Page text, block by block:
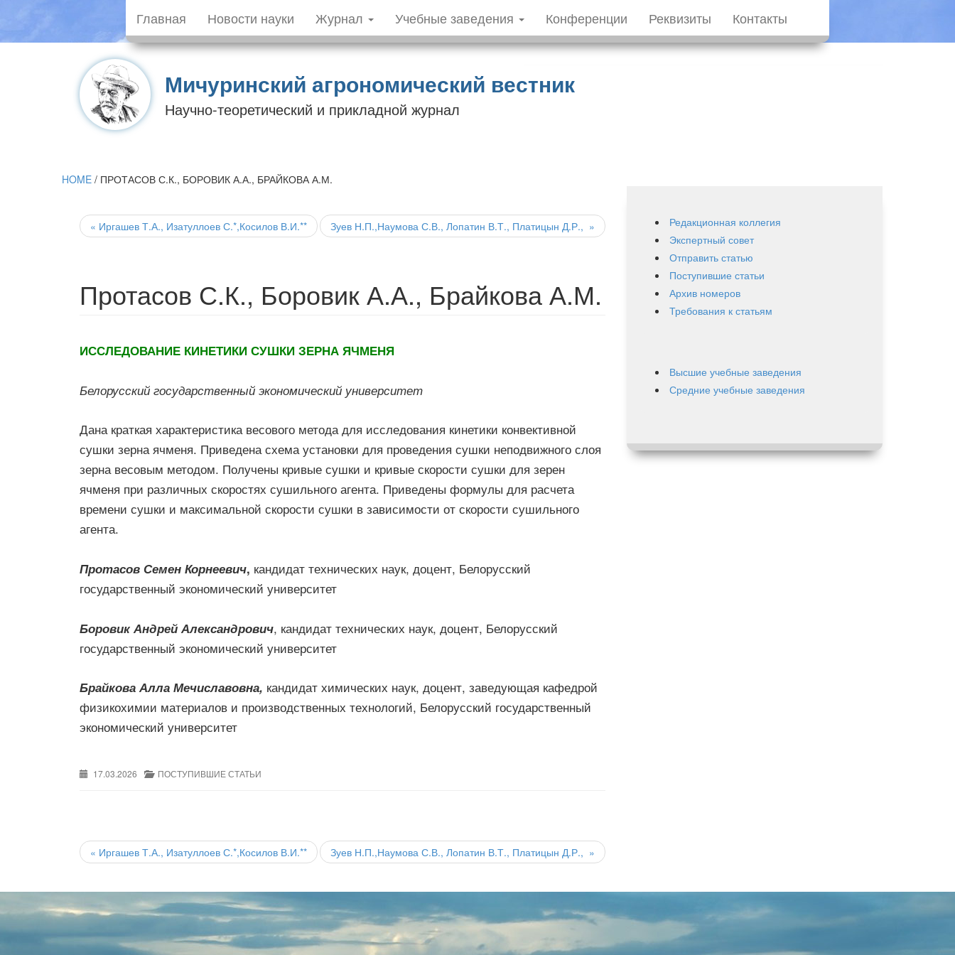
Главная Новости науки Журнал Учебные заведения Конференции Реквизиты Контакты
Мичуринский агрономический вестник
Научно-теоретический и прикладной журнал
HOME / ПРОТАСОВ С.К., БОРОВИК А.А., БРАЙКОВА А.М.
Post
navigation
« Иргашев Т.А., Изатуллоев С.*,Косилов В.И.** Зуев Н.П.,Наумова С.В., Лопатин В.Т., Платицын Д.Р., »
Протасов С.К., Боровик А.А., Брайкова А.М.
ИССЛЕДОВАНИЕ КИНЕТИКИ СУШКИ ЗЕРНА ЯЧМЕНЯ
Белорусский государственный экономический университет
Дана краткая характеристика весового метода для исследования кинетики конвективной
сушки зерна ячменя. Приведена схема установки для проведения сушки неподвижного слоя
зерна весовым методом. Получены кривые сушки и кривые скорости сушки для зерен
ячменя при различных скоростях сушильного агента. Приведены формулы для расчета
времени сушки и максимальной скорости сушки в зависимости от скорости сушильного
агента.
Протасов Семен Корнеевич, кандидат технических наук, доцент, Белорусский
государственный экономический университет
Боровик Андрей Александрович, кандидат технических наук, доцент, Белорусский
государственный экономический университет
Брайкова Алла Мечиславовна, кандидат химических наук, доцент, заведующая кафедрой
физикохимии материалов и производственных технологий, Белорусский государственный
экономический университет
17.03.2026 ПОСТУПИВШИЕ СТАТЬИ
Post
navigation
« Иргашев Т.А., Изатуллоев С.*,Косилов В.И.** Зуев Н.П.,Наумова С.В., Лопатин В.Т., Платицын Д.Р., »
Редакционная коллегия
Экспертный совет
Отправить статью
Поступившие статьи
Архив номеров
Требования к статьям
Высшие учебные заведения
Средние учебные заведения